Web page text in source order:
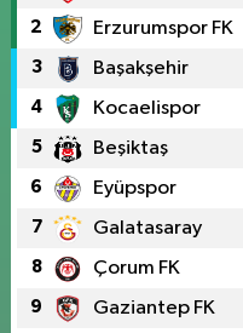
2 Erzurumspor FK
3 Başakşehir
4 Kocaelispor
5 Beşiktaş
6 Eyüpspor
7 Galatasaray
8 Çorum FK
9 Gaziantep FK